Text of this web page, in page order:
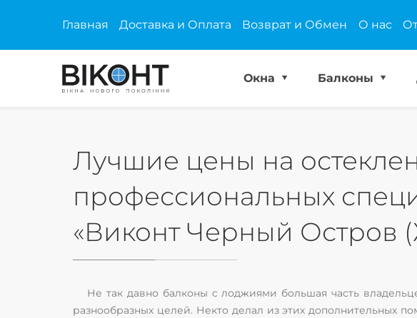
Главная Доставка и Оплата Возврат и Обмен О нас
Окна Балконы
Лучшие цены на
профессиональных
«Виконт Черный Остров
Не так давно балконы с лоджиями большая часть
разнообразных целей. Некто делал из этих дополнительных